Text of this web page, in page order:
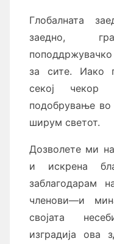
Глобалната
заедно,
за сите. Иако
секој чекор
подобрување
ширум светот.
Дозволете ми
и искрена
заблагодарам
членови—и
својата
изградија